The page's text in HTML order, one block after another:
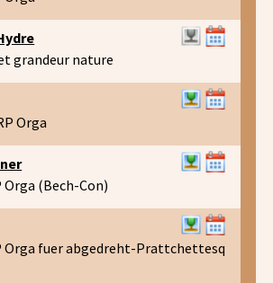
grandeur nature
Orga
Orga (Bech-Con)
Orga fuer abgedreht-Prattchettesq